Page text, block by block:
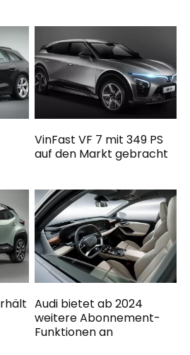
VinFast VF 7 mit 349 PS
auf den Markt gebracht
Audi bietet ab 2024
weitere Abonnement-
Funktionen an